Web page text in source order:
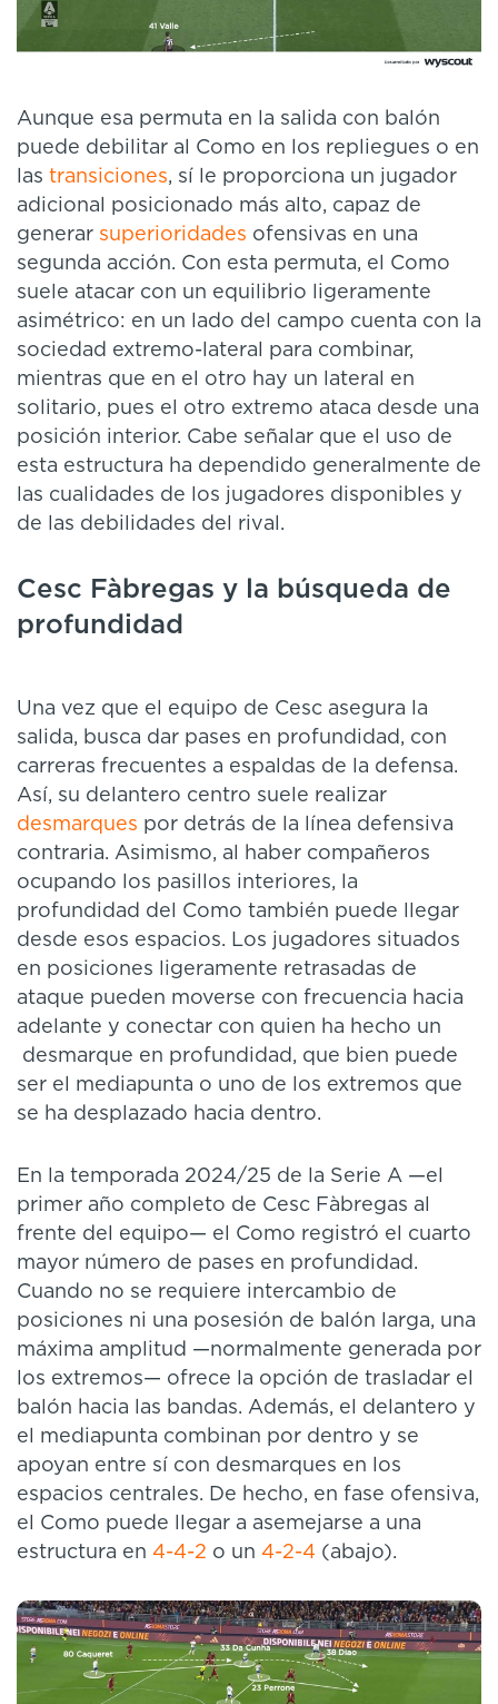
Aunque esa permuta en la salida con balón
puede debilitar al Como en los repliegues o en
las transiciones, sí le proporciona un jugador
adicional posicionado más alto, capaz de
generar superioridades ofensivas en una
segunda acción. Con esta permuta, el Como
suele atacar con un equilibrio ligeramente
asimétrico: en un lado del campo cuenta con la
sociedad extremo-lateral para combinar,
mientras que en el otro hay un lateral en
solitario, pues el otro extremo ataca desde una
posición interior. Cabe señalar que el uso de
esta estructura ha dependido generalmente de
las cualidades de los jugadores disponibles y
de las debilidades del rival.
Cesc Fàbregas y la búsqueda de
profundidad
Una vez que el equipo de Cesc asegura la
salida, busca dar pases en profundidad, con
carreras frecuentes a espaldas de la defensa.
Así, su delantero centro suele realizar
desmarques por detrás de la línea defensiva
contraria. Asimismo, al haber compañeros
ocupando los pasillos interiores, la
profundidad del Como también puede llegar
desde esos espacios. Los jugadores situados
en posiciones ligeramente retrasadas de
ataque pueden moverse con frecuencia hacia
adelante y conectar con quien ha hecho un
desmarque en profundidad, que bien puede
ser el mediapunta o uno de los extremos que
se ha desplazado hacia dentro.
En la temporada 2024/25 de la Serie A —el
primer año completo de Cesc Fàbregas al
frente del equipo— el Como registró el cuarto
mayor número de pases en profundidad.
Cuando no se requiere intercambio de
posiciones ni una posesión de balón larga, una
máxima amplitud —normalmente generada por
los extremos— ofrece la opción de trasladar el
balón hacia las bandas. Además, el delantero y
el mediapunta combinan por dentro y se
apoyan entre sí con desmarques en los
espacios centrales. De hecho, en fase ofensiva,
el Como puede llegar a asemejarse a una
estructura en 4-4-2 o un 4-2-4 (abajo).